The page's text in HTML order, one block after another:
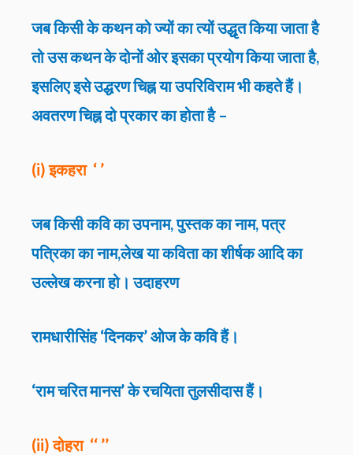
जब किसी के कथन को ज्यों का त्यों उद्धृत किया जाता है
तो उस कथन के दोनों ओर इसका प्रयोग किया जाता है,
इसलिए इसे उद्धरण चिह्न या उपरिविराम भी कहते हैं।
अवतरण चिह्न दो प्रकार का होता है –
(i) इकहरा ‘ ’
जब किसी कवि का उपनाम, पुस्तक का नाम, पत्र
पत्रिका का नाम,लेख या कविता का शीर्षक आदि का
उल्लेख करना हो।उदाहरण
रामधारीसिंह ‘दिनकर’ ओज के कवि हैं।
‘राम चरित मानस’ के रचयिता तुलसीदास हैं।
(ii) दोहरा ‘‘ ’’